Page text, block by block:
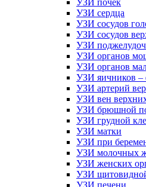
УЗИ почек
УЗИ сердца
УЗИ сосудов
УЗИ сосудов
УЗИ
УЗИ органов
УЗИ органов
УЗИ яичников –
УЗИ артерий
УЗИ вен
УЗИ брюшной
УЗИ грудной
УЗИ матки
УЗИ при
УЗИ молочных
УЗИ женских
УЗИ
УЗИ печени